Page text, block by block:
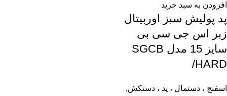
افزودن به سبد خرید
پد پولیش سبز اوربیتال
زبر اس جی سی بی
سایز 15 مدل SGCB
HARD/
اسفنج ، دستمال ، پد ، دستکش,